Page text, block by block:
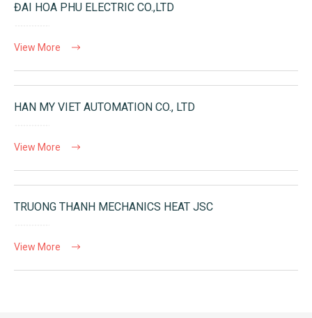
ĐAI HOA PHU ELECTRIC CO.,LTD
View More
HAN MY VIET AUTOMATION CO., LTD
View More
TRUONG THANH MECHANICS HEAT JSC
View More